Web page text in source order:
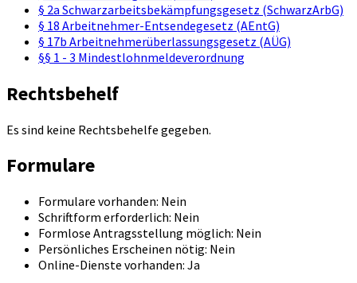
§ 2a Schwarzarbeitsbekämpfungsgesetz (SchwarzArbG)
§ 18 Arbeitnehmer-Entsendegesetz (AEntG)
§ 17b Arbeitnehmerüberlassungsgesetz (AÜG)
§§ 1 - 3 Mindestlohnmeldeverordnung
Rechtsbehelf
Es sind keine Rechtsbehelfe gegeben.
Formulare
Formulare vorhanden: Nein
Schriftform erforderlich: Nein
Formlose Antragsstellung möglich: Nein
Persönliches Erscheinen nötig: Nein
Online-Dienste vorhanden: Ja